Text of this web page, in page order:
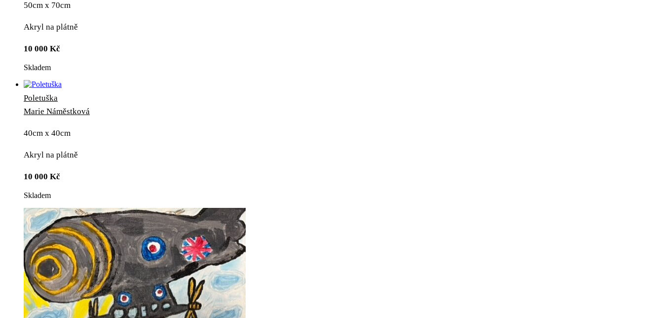
50cm x 70cm
Akryl na plátně
10 000 Kč
Skladem
Poletuška
Marie Náměstková
40cm x 40cm
Akryl na plátně
10 000 Kč
Skladem